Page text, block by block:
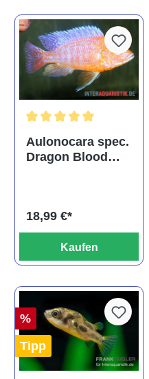
Durchschnittliche
Aulonocara spec.
Dragon Blood
18,99 €*
Kaufen
%
Tipp